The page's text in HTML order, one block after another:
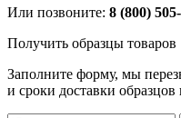
Или позвоните: 8 (800)
Получить образцы товаров
Заполните форму, мы
и сроки доставки